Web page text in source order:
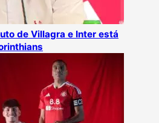
de Villagra e Inter está